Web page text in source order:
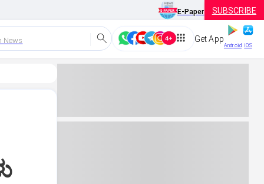
E-Paper SUBSCRIBE
News Get App
Android iOS